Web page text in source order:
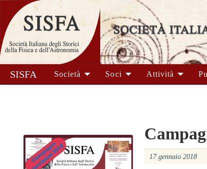
SISFA Società Soci Attività
17 gennaio 2018